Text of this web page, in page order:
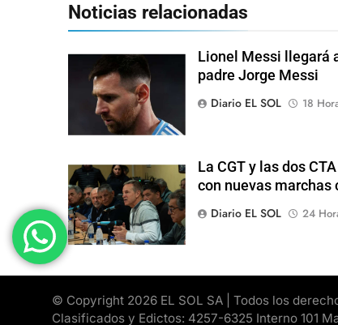
Noticias relacionadas
Lionel Messi llegará
padre Jorge Messi
Diario EL SOL
18
La CGT y las dos
con nuevas marchas
Diario EL SOL
24
© Copyright 2026 EL SOL SA | Todos los
Clasificados y Edictos: 4257-6325 Interno 101